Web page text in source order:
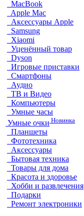
MacBook
Apple Mac
Аксессуары Apple
Samsung
Xiaomi
Уценённый товар
Dyson
Игровые приставки
Смартфоны
Аудио
ТВ и Видео
Компьютеры
Умные часы
Умные очки Новинка
Планшеты
Фототехника
Аксессуары
Бытовая техника
Товары для дома
Красота и здоровье
Хобби и развлечения
Подарки
Ремонт электроники